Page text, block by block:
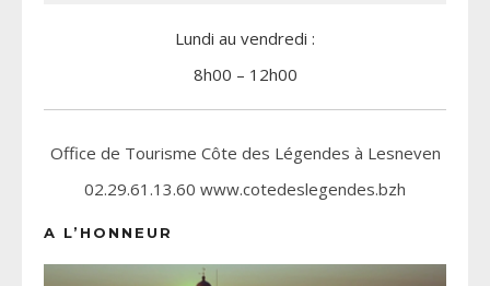
Lundi au vendredi :
8h00 – 12h00
Office de Tourisme Côte des Légendes à Lesneven
02.29.61.13.60 www.cotedeslegendes.bzh
A L’HONNEUR